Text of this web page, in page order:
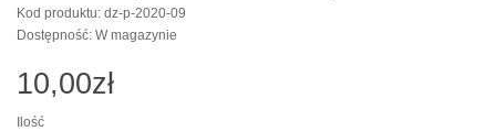
Kod produktu: dz-p-2020-09
Dostępność: W magazynie
10,00zł
Ilość